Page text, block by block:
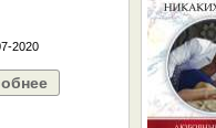
2020